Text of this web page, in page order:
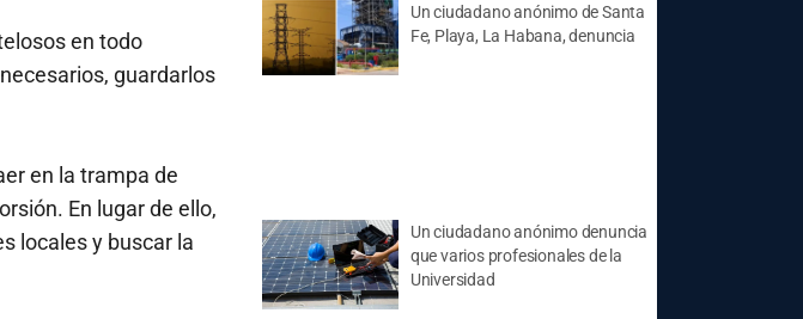
en todo
guardarlos
en la trampa de
En lugar de ello,
locales y buscar la
Un ciudadano anónimo de Santa
Fe, Playa, La Habana, denuncia
Un ciudadano anónimo denuncia
que varios profesionales de la
Universidad